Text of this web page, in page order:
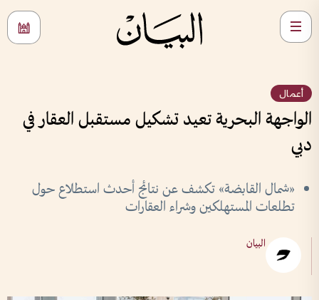
أعمال
الواجهة البحرية تعيد تشكيل مستقبل العقار في
دبي
«شمال القابضة» تكشف عن نتائج أحدث استطلاع حول
تطلعات المستهلكين وشراء العقارات
البيان